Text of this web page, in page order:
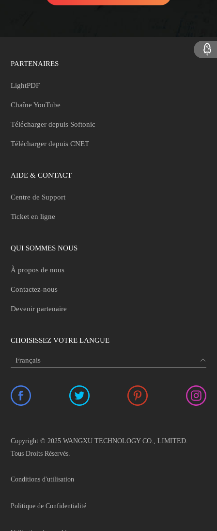
PARTENAIRES
LightPDF
Chaîne YouTube
Télécharger depuis Softonic
Télécharger depuis CNET
AIDE & CONTACT
Centre de Support
Ticket en ligne
QUI SOMMES NOUS
À propos de nous
Contactez-nous
Devenir partenaire
CHOISISSEZ VOTRE LANGUE
Copyright © 2025 WANGXU TECHNOLOGY CO., LIMITED.
Tous Droits Réservés.
Conditions d'utilisation
Politique de Confidentialité